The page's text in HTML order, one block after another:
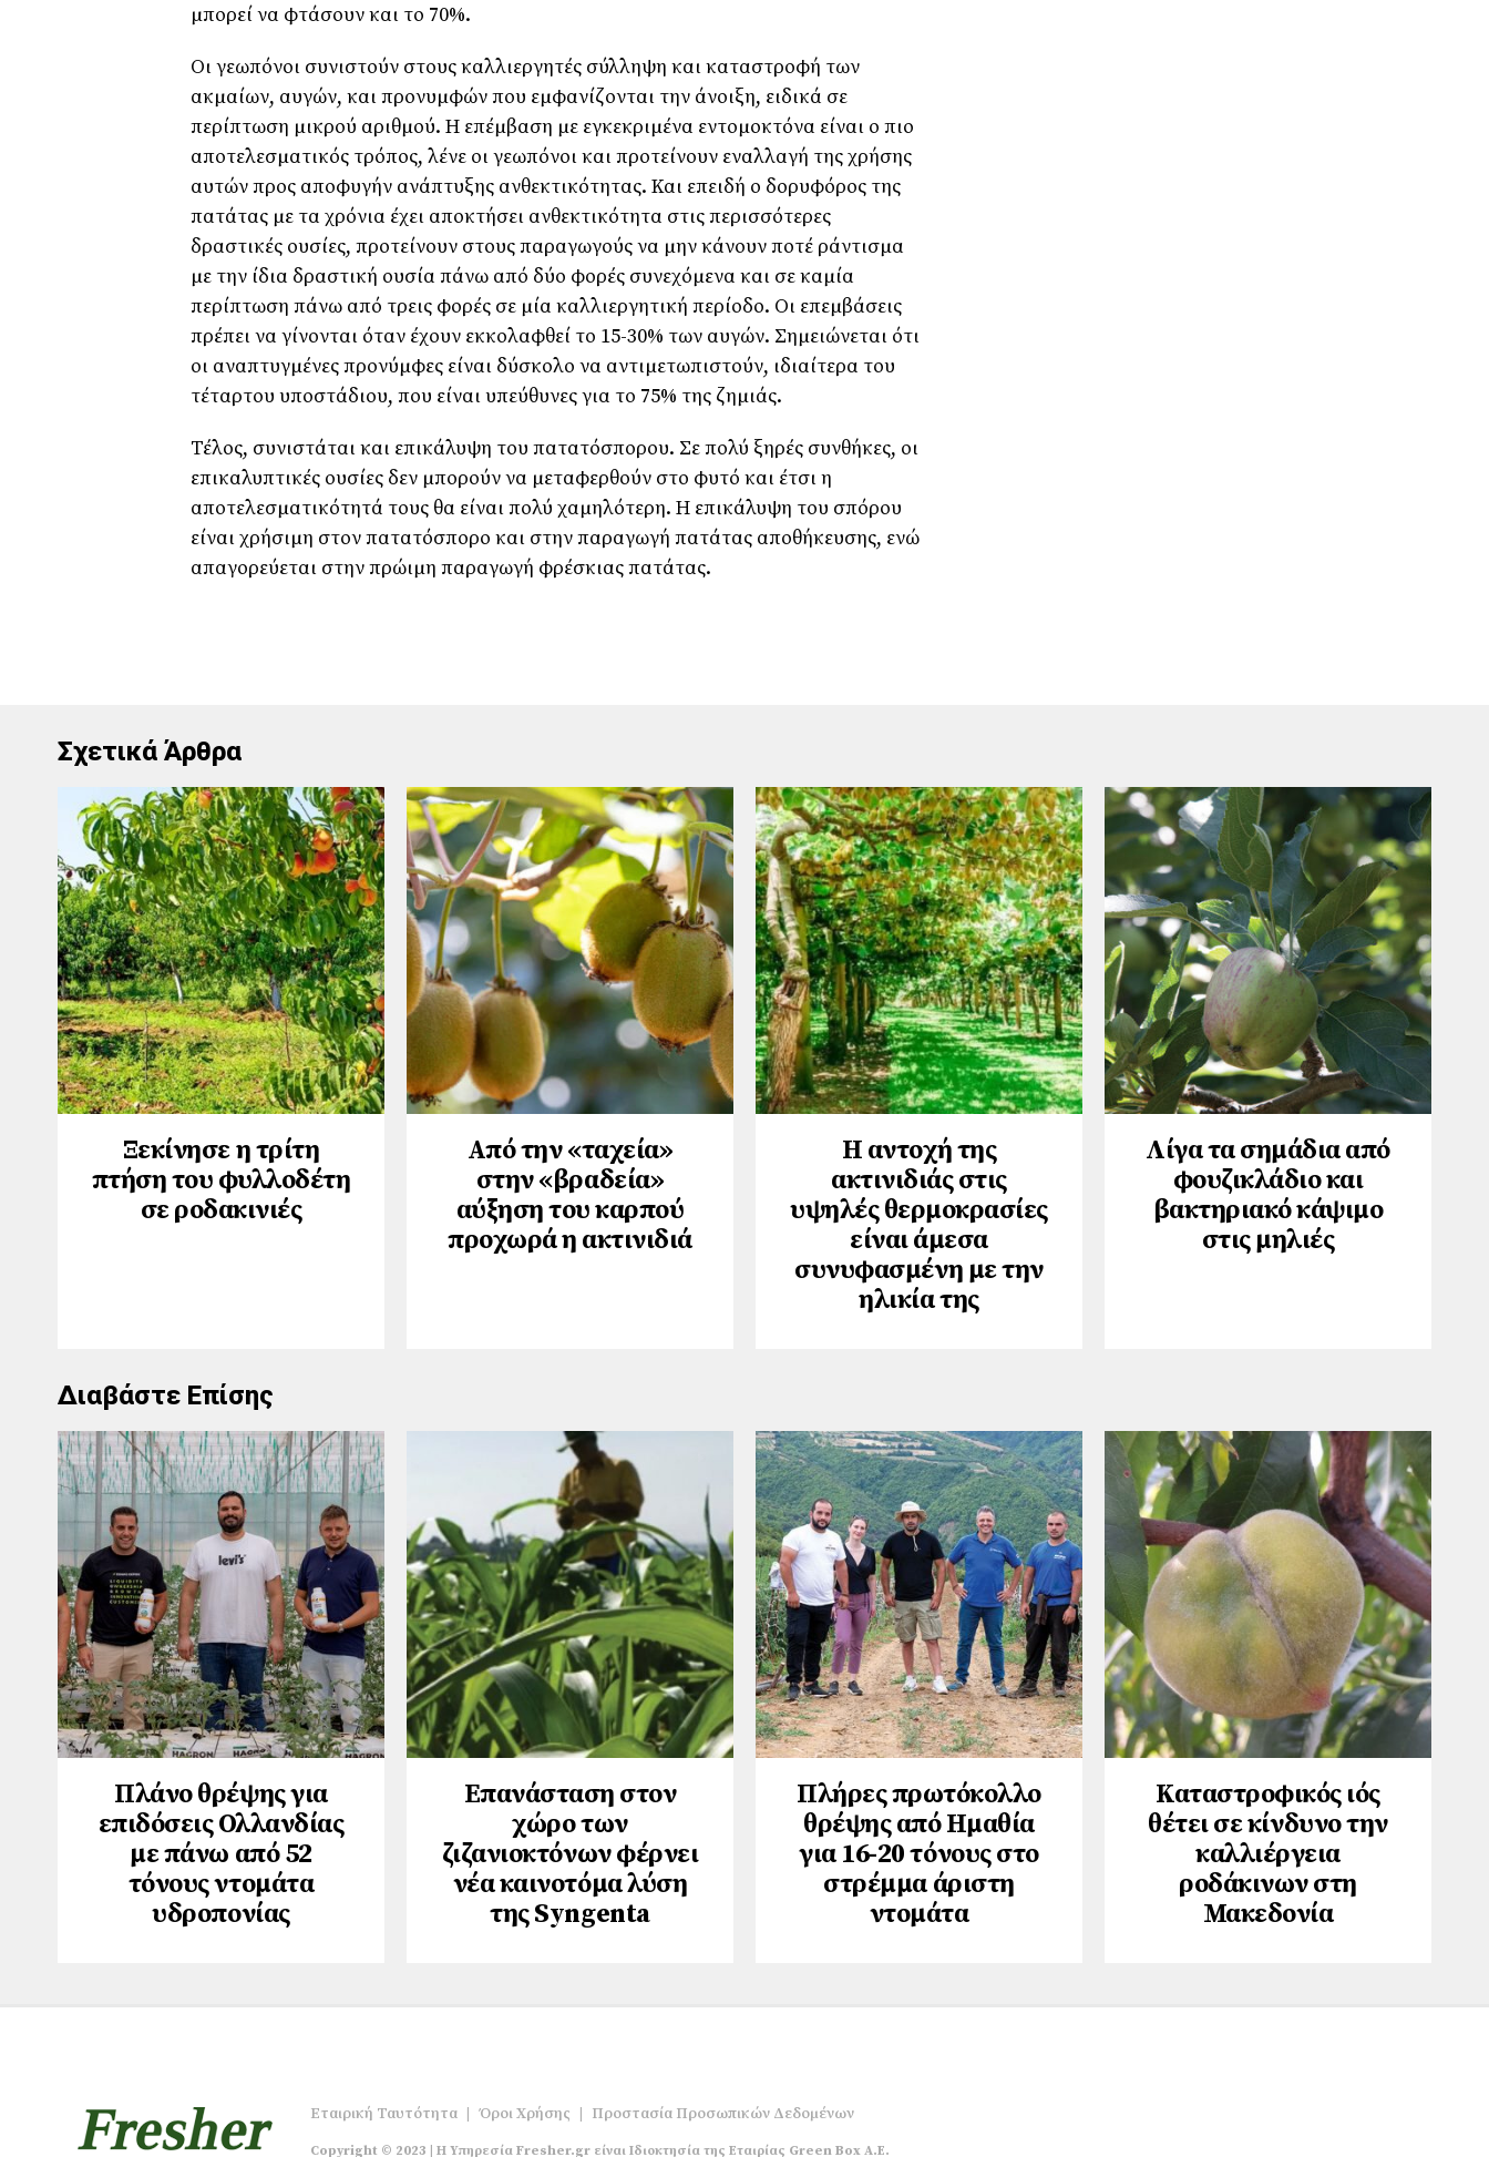
µπορεί να φτάσουν και το 70%.
Οι γεωπόνοι συνιστούν στους καλλιεργητές σύλληψη και καταστροφή των
ακµαίων, αυγών, και προνυµφών που εµφανίζονται την άνοιξη, ειδικά σε
περίπτωση µικρού αριθµού. Η επέµβαση µε εγκεκριµένα εντοµοκτόνα είναι ο πιο
αποτελεσµατικός τρόπος, λένε οι γεωπόνοι και προτείνουν εναλλαγή της χρήσης
αυτών προς αποφυγήν ανάπτυξης ανθεκτικότητας. Και επειδή ο δορυφόρος της
πατάτας µε τα χρόνια έχει αποκτήσει ανθεκτικότητα στις περισσότερες
δραστικές ουσίες, προτείνουν στους παραγωγούς να µην κάνουν ποτέ ράντισµα
µε την ίδια δραστική ουσία πάνω από δύο φορές συνεχόµενα και σε καµία
περίπτωση πάνω από τρεις φορές σε µία καλλιεργητική περίοδο. Οι επεµβάσεις
πρέπει να γίνονται όταν έχουν εκκολαφθεί το 15-30% των αυγών. Σηµειώνεται ότι
οι αναπτυγµένες προνύµφες είναι δύσκολο να αντιµετωπιστούν, ιδιαίτερα του
τέταρτου υποστάδιου, που είναι υπεύθυνες για το 75% της ζηµιάς.
Τέλος, συνιστάται και επικάλυψη του πατατόσπορου. Σε πολύ ξηρές συνθήκες, οι
επικαλυπτικές ουσίες δεν µπορούν να µεταφερθούν στο φυτό και έτσι η
αποτελεσµατικότητά τους θα είναι πολύ χαµηλότερη. Η επικάλυψη του σπόρου
είναι χρήσιµη στον πατατόσπορο και στην παραγωγή πατάτας αποθήκευσης, ενώ
απαγορεύεται στην πρώιµη παραγωγή φρέσκιας πατάτας.
Σχετικά Άρθρα
Ξεκίνησε η τρίτη
πτήση του φυλλοδέτη
σε ροδακινιές
Από την «ταχεία»
στην «βραδεία»
αύξηση του καρπού
προχωρά η ακτινιδιά
Η αντοχή της
ακτινιδιάς στις
υψηλές θερμοκρασίες
είναι άμεσα
συνυφασμένη με την
ηλικία της
Λίγα τα σημάδια από
φουζικλάδιο και
βακτηριακό κάψιμο
στις μηλιές
Διαβάστε Επίσης
Πλάνο θρέψης για
επιδόσεις Ολλανδίας
με πάνω από 52
τόνους ντομάτα
υδροπονίας
Επανάσταση στον
χώρο των
ζιζανιοκτόνων φέρνει
νέα καινοτόμα λύση
της Syngenta
Πλήρες πρωτόκολλο
θρέψης από Ημαθία
για 16-20 τόνους στο
στρέμμα άριστη
ντομάτα
Καταστροφικός ιός
θέτει σε κίνδυνο την
καλλιέργεια
ροδάκινων στη
Μακεδονία
Εταιρική Ταυτότητα | Όροι Χρήσης | Προστασία Προσωπικών Δεδομένων
Copyright © 2023 | Η Υπηρεσία Fresher.gr είναι Ιδιοκτησία της Εταιρίας Green Box A.E.